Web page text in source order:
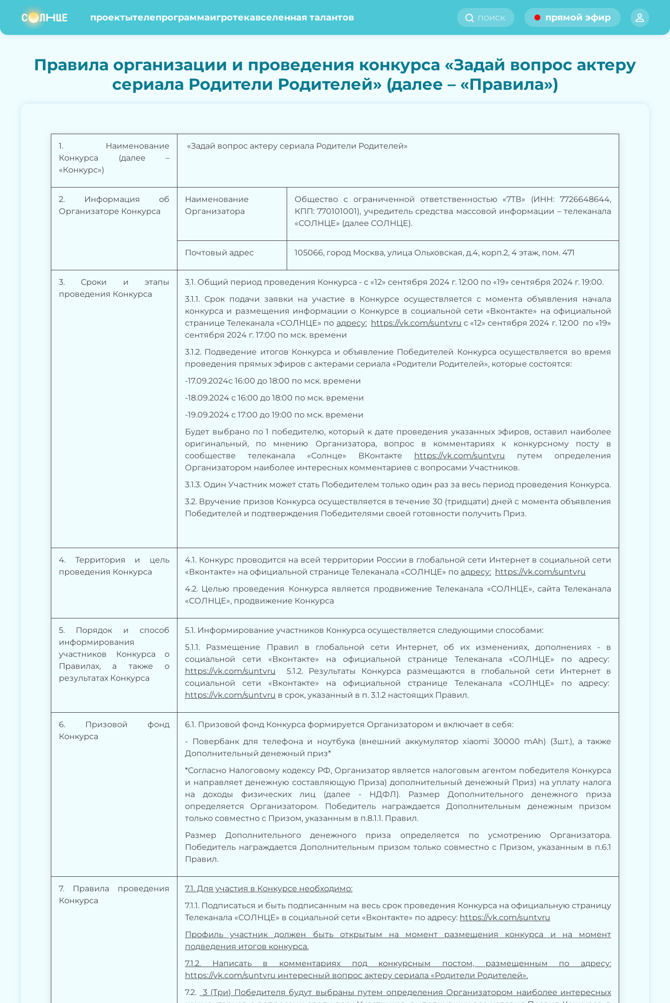
проектытелепрограммаигротекавселенная талантов прямой эфир
Правила организации и проведения конкурса «Задай вопрос актеру
сериала Родители Родителей» (далее – «Правила»)
1. Наименование
Конкурса (далее –
«Конкурс»)
«Задай вопрос актеру сериала Родители Родителей»
2. Информация об
Организаторе Конкурса
Наименование
Организатора
Общество с ограниченной ответственностью «7ТВ» (ИНН: 7726648644,
КПП: 770101001), учредитель средства массовой информации – телеканала
«СОЛНЦЕ» (далее СОЛНЦЕ).
Почтовый адрес 105066, город Москва, улица Ольховская, д.4, корп.2, 4 этаж, пом. 471
3. Сроки и этапы
проведения Конкурса
3.1. Общий период проведения Конкурса - с «12» сентября 2024 г. 12:00 по «19» сентября 2024 г. 19:00.
3.1.1. Срок подачи заявки на участие в Конкурсе осуществляется с момента объявления начала
конкурса и размещения информации о Конкурсе в социальной сети «Вконтакте» на официальной
странице Телеканала «СОЛНЦЕ» по адресу: https://vk.com/suntvru с «12» сентября 2024 г. 12:00 по «19»
сентября 2024 г. 17:00 по мск. времени
3.1.2. Подведение итогов Конкурса и объявление Победителей Конкурса осуществляется во время
проведения прямых эфиров с актерами сериала «Родители Родителей», которые состоятся:
-17.09.2024с 16:00 до 18:00 по мск. времени
-18.09.2024 с 16:00 до 18:00 по мск. времени
-19.09.2024 с 17:00 до 19:00 по мск. времени
Будет выбрано по 1 победителю, который к дате проведения указанных эфиров, оставил наиболее
оригинальный, по мнению Организатора, вопрос в комментариях к конкурсному посту в
сообществе телеканала «Солнце» ВКонтакте https://vk.com/suntvru путем определения
Организатором наиболее интересных комментариев с вопросами Участников.
3.1.3. Один Участник может стать Победителем только один раз за весь период проведения Конкурса.
3.2. Вручение призов Конкурса осуществляется в течение 30 (тридцати) дней с момента объявления
Победителей и подтверждения Победителями своей готовности получить Приз.
4. Территория и цель
проведения Конкурса
4.1. Конкурс проводится на всей территории России в глобальной сети Интернет в социальной сети
«Вконтакте» на официальной странице Телеканала «СОЛНЦЕ» по адресу: https://vk.com/suntvru
4.2. Целью проведения Конкурса является продвижение Телеканала «СОЛНЦЕ», сайта Телеканала
«СОЛНЦЕ», продвижение Конкурса
5. Порядок и способ
информирования
участников Конкурса о
Правилах, а также о
результатах Конкурса
5.1. Информирование участников Конкурса осуществляется следующими способами:
5.1.1. Размещение Правил в глобальной сети Интернет, об их изменениях, дополнениях - в
социальной сети «Вконтакте» на официальной странице Телеканала «СОЛНЦЕ» по адресу:
https://vk.com/suntvru
5.1.2. Результаты Конкурса размещаются в глобальной сети Интернет в
социальной сети «Вконтакте» на официальной странице Телеканала «СОЛНЦЕ» по адресу:
https://vk.com/suntvru в срок, указанный в п. 3.1.2 настоящих Правил.
6. Призовой фонд
Конкурса
6.1. Призовой фонд Конкурса формируется Организатором и включает в себя:
- Повербанк для телефона и ноутбука (внешний аккумулятор xiaomi 30000 mAh) (3шт.), а также
Дополнительный денежный приз*
*Согласно Налоговому кодексу РФ, Организатор является налоговым агентом победителя Конкурса
и направляет денежную составляющую Приза) дополнительный денежный Приз) на уплату налога
на доходы физических лиц (далее - НДФЛ). Размер Дополнительного денежного приза
определяется Организатором. Победитель награждается Дополнительным денежным призом
только совместно с Призом, указанным в п.8.1.1. Правил.
Размер Дополнительного денежного приза определяется по усмотрению Организатора.
Победитель награждается Дополнительным призом только совместно с Призом, указанным в п.6.1
Правил.
7. Правила проведения
Конкурса
7.1. Для участия в Конкурсе необходимо:
7.1.1. Подписаться и быть подписанным на весь срок проведения Конкурса на официальную страницу
Телеканала «СОЛНЦЕ» в социальной сети «Вконтакте» по адресу: https://vk.com/suntvru
Профиль участник должен быть открытым на момент размещения конкурса и на момент
подведения итогов конкурса.
7.1.2. Написать в комментариях под конкурсным постом, размещенным по адресу:
https://vk.com/suntvru интересный вопрос актеру сериала «Родители Родителей».
7.2.
3 (Три) Победителя будут выбраны путем определения Организатором наиболее интересных